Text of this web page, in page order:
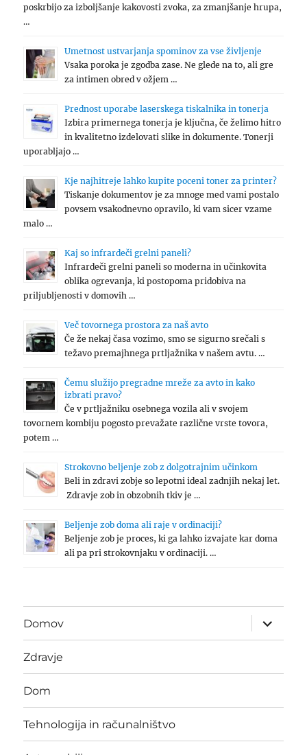
poskrbijo za izboljšanje kakovosti zvoka, za zmanjšanje hrupa,
…
Umetnost ustvarjanja spominov za vse življenje
Vsaka poroka je zgodba zase. Ne glede na to, ali gre
za intimen obred v ožjem …
Prednost uporabe laserskega tiskalnika in tonerja
Izbira primernega tonerja je ključna, če želimo hitro
in kvalitetno izdelovati slike in dokumente. Tonerji
uporabljajo …
Kje najhitreje lahko kupite poceni toner za printer?
Tiskanje dokumentov je za mnoge med vami postalo
povsem vsakodnevno opravilo, ki vam sicer vzame
malo …
Kaj so infrardeči grelni paneli?
Infrardeči grelni paneli so moderna in učinkovita
oblika ogrevanja, ki postopoma pridobiva na
priljubljenosti v domovih …
Več tovornega prostora za naš avto
Če že nekaj časa vozimo, smo se sigurno srečali s
težavo premajhnega prtljažnika v našem avtu. …
Čemu služijo pregradne mreže za avto in kako
izbrati pravo?
Če v prtljažniku osebnega vozila ali v svojem
tovornem kombiju pogosto prevažate različne vrste tovora,
potem …
Strokovno beljenje zob z dolgotrajnim učinkom
Beli in zdravi zobje so lepotni ideal zadnjih nekaj let.
Zdravje zob in obzobnih tkiv je …
Beljenje zob doma ali raje v ordinaciji?
Beljenje zob je proces, ki ga lahko izvajate kar doma
ali pa pri strokovnjaku v ordinaciji. …
Domov
expand
child
menu
Zdravje
Dom
Tehnologija in računalništvo